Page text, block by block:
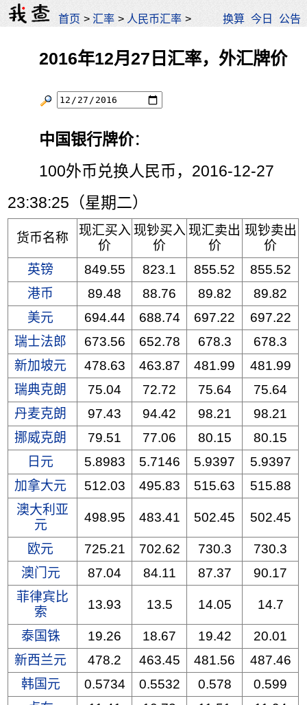
首页 >汇率 > 人民币汇率 > 换算 今日 公告
2016年12月27日汇率，外汇牌价
中国银行牌价：
100外币兑换人民币，2016-12-27
23:38:25（星期二）
货币名称
现汇买入
价
现钞买入
价
现汇卖出
价
现钞卖出
价
英镑
849.55 823.1 855.52
855.52
港币
89.48 88.76 89.82
89.82
美元
694.44 688.74 697.22
697.22
瑞士法郎
673.56 652.78 678.3
678.3
新加坡元
478.63 463.87 481.99
481.99
瑞典克朗
75.04 72.72 75.64
75.64
丹麦克朗
97.43 94.42 98.21
98.21
挪威克朗
79.51 77.06 80.15
80.15
日元
5.8983 5.7146 5.9397
5.9397
加拿大元
512.03 495.83 515.63
515.88
澳大利亚
元
498.95 483.41 502.45 502.45
欧元 725.21 702.62 730.3
730.3
澳门元
87.04 84.11 87.37
90.17
菲律宾比
索
13.93 13.5 14.05 14.7
泰国铢 19.26 18.67 19.42
20.01
新西兰元
478.2 463.45 481.56
487.46
韩国元
0.5734 0.5532 0.578
0.599